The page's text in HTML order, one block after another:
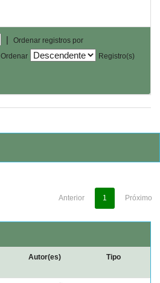
|
Ordenar registros por
Ordenar
Registro(s)
Anterior 1 Próximo
Autor(es) Tipo